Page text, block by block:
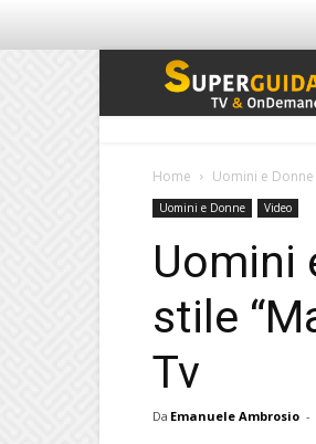
Home Uomini e Donne
Uomini e Donne Video
Uomini
stile
Tv
Da Emanuele Ambrosio -